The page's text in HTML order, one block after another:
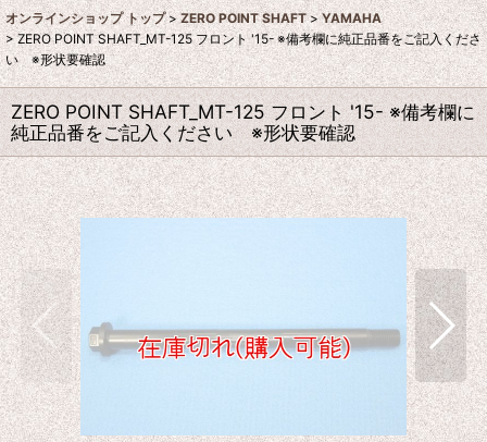
オンラインショップ トップ > ZERO POINT SHAFT > YAMAHA
> ZERO POINT SHAFT_MT-125 フロント '15- ※備考欄に純正品番をご記入くださ
い ※形状要確認
ZERO POINT SHAFT_MT-125 フロント '15- ※備考欄に
純正品番をご記入ください ※形状要確認